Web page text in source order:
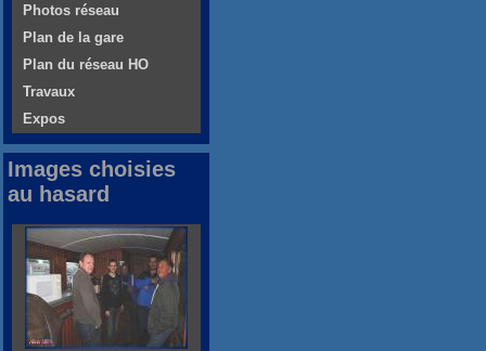
Photos réseau
Plan de la gare
Plan du réseau HO
Travaux
Expos
Images choisies
au hasard